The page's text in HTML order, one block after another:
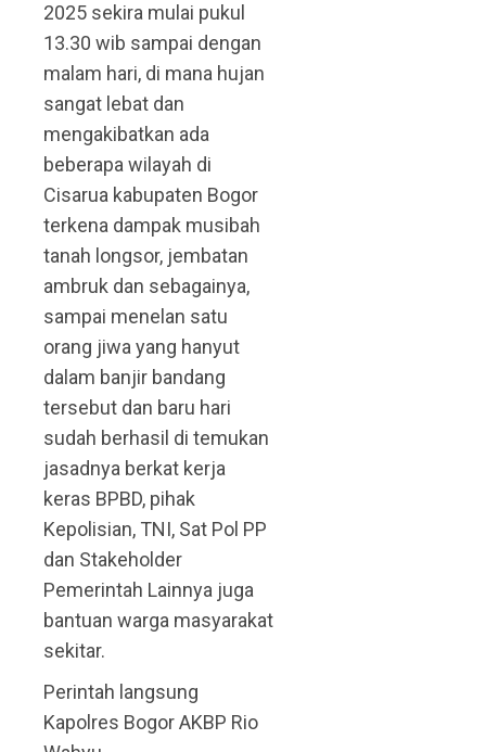
2025 sekira mulai pukul
13.30 wib sampai dengan
malam hari, di mana hujan
sangat lebat dan
mengakibatkan ada
beberapa wilayah di
Cisarua kabupaten Bogor
terkena dampak musibah
tanah longsor, jembatan
ambruk dan sebagainya,
sampai menelan satu
orang jiwa yang hanyut
dalam banjir bandang
tersebut dan baru hari
sudah berhasil di temukan
jasadnya berkat kerja
keras BPBD, pihak
Kepolisian, TNI, Sat Pol PP
dan Stakeholder
Pemerintah Lainnya juga
bantuan warga masyarakat
sekitar.
Perintah langsung
Kapolres Bogor AKBP Rio